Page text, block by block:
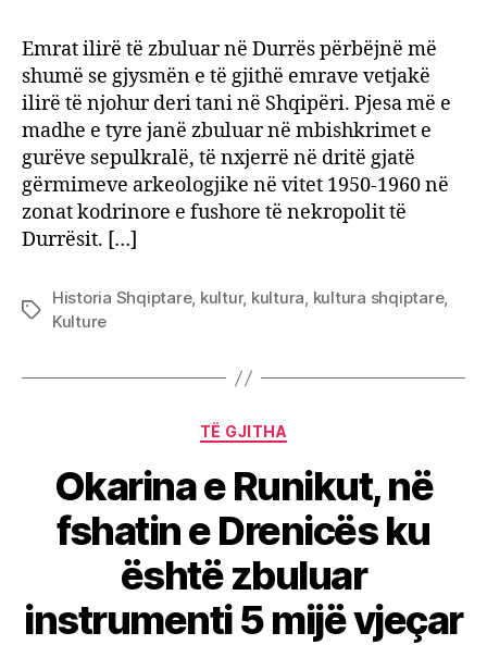
Emrat ilirë të zbuluar në Durrës përbëjnë më
shumë se gjysmën e të gjithë emrave vetjakë
ilirë të njohur deri tani në Shqipëri. Pjesa më e
madhe e tyre janë zbuluar në mbishkrimet e
gurëve sepulkralë, të nxjerrë në dritë gjatë
gërmimeve arkeologjike në vitet 1950-1960 në
zonat kodrinore e fushore të nekropolit të
Durrësit. […]
Tags
Historia Shqiptare, kultur, kultura, kultura shqiptare,
Kulture
Categories
TË GJITHA
Okarina e Runikut, në
fshatin e Drenicës ku
është zbuluar
instrumenti 5 mijë vjeçar